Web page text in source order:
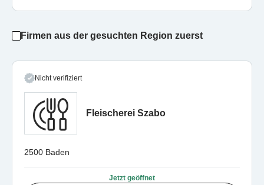
Firmen aus der gesuchten Region zuerst
Nicht verifiziert
Fleischerei Szabo
2500 Baden
Jetzt geöffnet